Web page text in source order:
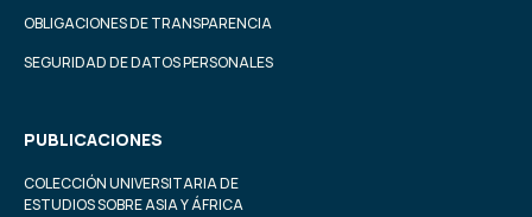
OBLIGACIONES DE TRANSPARENCIA
SEGURIDAD DE DATOS PERSONALES
PUBLICACIONES
COLECCIÓN UNIVERSITARIA DE
ESTUDIOS SOBRE ASIA Y ÁFRICA